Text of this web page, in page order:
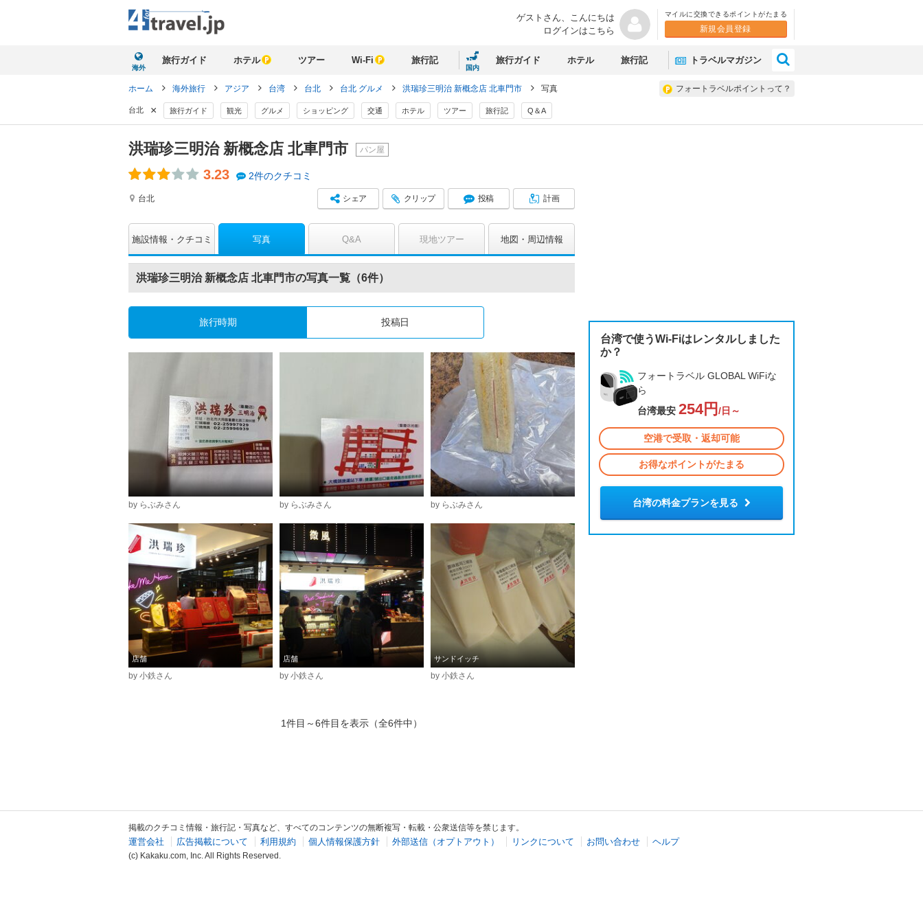
ゲストさん、 こんにちは
ログインはこちら
マイルに交換できるポイントがたまる
新規会員登録
海外
旅行ガイド ホテル ツアー Wi-Fi 旅行記
国内
旅行ガイド ホテル 旅行記 トラベルマガジン
フォートラベルポイントって？
ホーム 海外旅行 アジア 台湾 台北 台北 グルメ 洪瑞珍三明治 新概念店 北車門市 写真
台北 × 旅行ガイド 観光 グルメ ショッピング 交通 ホテル ツアー 旅行記 Q＆A
洪瑞珍三明治 新概念店 北車門市 パン屋
3.23 2件のクチコミ
台北 シェア クリップ 投稿 計画
施設情報 クチコミ 写真 Q&A 現地ツアー 地図 周辺情報
洪瑞珍三明治 新概念店 北車門市の写真一覧（6件）
旅行時期 投稿日
by らぶみさん by らぶみさん by らぶみさん
店舗
by 小鉄さん
店舗
by 小鉄さん
サンドイッチ
by 小鉄さん
1件目～6件目を表示（全6件中）
台湾で使うWi-Fiはレンタルしました
か？
フォートラベル GLOBAL WiFiな
ら
台湾最安 254円 /日～
空港で受取・返却可能
お得なポイントがたまる
台湾の料金プランを見る
掲載のクチコミ情報・旅行記・写真など、すべてのコンテンツの無断複写・転載・公衆送信等を禁じます。
運営会社 広告掲載について 利用規約 個人情報保護方針 外部送信（オプトアウト） リンクについて お問い合わせ ヘルプ
(c) Kakaku.com, Inc. All Rights Reserved.